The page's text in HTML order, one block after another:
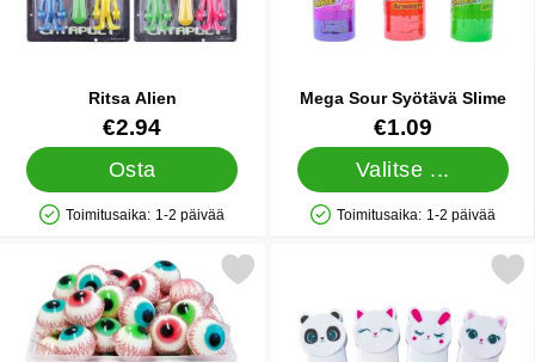
Ritsa Alien
Tuote.nro 85112
€2.94
Osta
Saatavuus: Varastossa
Toimitusaika: 1-2 päivää
Mega Sour Syötävä Slime
Tuote.nro 42659
€1.09
Valitse ...
Saatavuus: Varastossa
Toimitusaika: 1-2 päivää
Merkitse trolli Silmäpallo Karkki suosikiksiMerkitse korostuskynät